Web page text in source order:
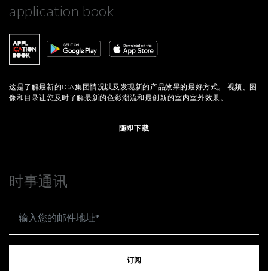
application book
这是了解最新的ICA集团情况以及发现新的产品效果的最好方式。 视频、图
像和目录让您及时了解最新的色彩潮流和最创新的室内室外效果。
随即下载
时事通讯
订阅